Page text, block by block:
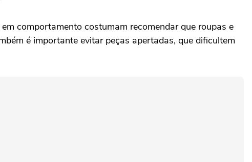
comportamento costumam recomendar que roupas e
é importante evitar peças apertadas, que dificultem